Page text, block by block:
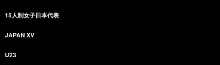
15人制女子日本代表
JAPAN XV
U23